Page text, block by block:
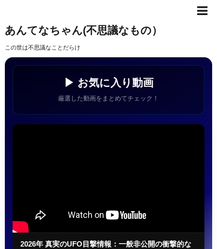
あんてなちゃん(不思議なもの）
この世は不思議なことだらけ
▶ お気に入り動画
厳選した動画をまとめてチェック！
2026年 真実のUFO目撃情報：一般非公開の衝撃的な